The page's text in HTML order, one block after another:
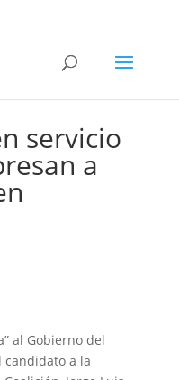
servicio
a
al Gobierno del
candidato a la